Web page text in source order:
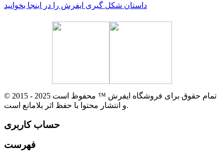
داستان شکل گیری ایفرش را در اینجا بخوانید
© 2015 - 2025 تمام حقوق برای فروشگاه ایفرش ™ محفوظ است
و انتشار محتوا با حفظ اثر بلامانع است.
حساب کاربری
فهرست